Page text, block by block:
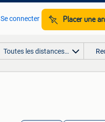
Se connecter Placer une
Toutes les distances…